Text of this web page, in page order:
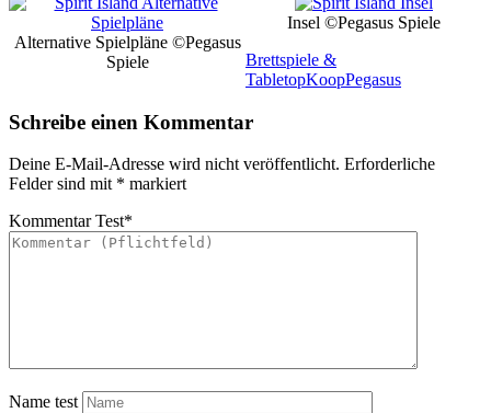
Alternative Spielpläne©Pegasus
Spiele
Insel ©Pegasus Spiele
Brettspiele &
TabletopKoopPegasus
Schreibe einen Kommentar
Deine E-Mail-Adresse wird nicht veröffentlicht. Erforderliche
Felder sind mit * markiert
Kommentar Test*
Name test